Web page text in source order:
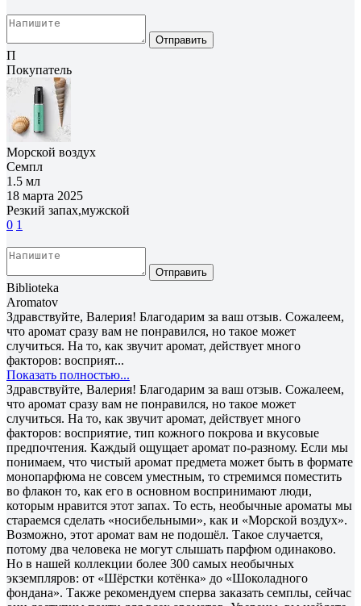
Отправить
П
Покупатель
Морской воздух
Семпл
1.5 мл
18 марта 2025
Резкий запах,мужской
0 1
Отправить
Biblioteka
Aromatov
Здравствуйте, Валерия! Благодарим за ваш отзыв. Сожалеем,
что аромат сразу вам не понравился, но такое может
случиться. На то, как звучит аромат, действует много
факторов: восприят...
Показать полностью...
Здравствуйте, Валерия! Благодарим за ваш отзыв. Сожалеем,
что аромат сразу вам не понравился, но такое может
случиться. На то, как звучит аромат, действует много
факторов: восприятие, тип кожного покрова и вкусовые
предпочтения. Каждый ощущает аромат по-разному. Если мы
понимаем, что чистый аромат предмета может быть в формате
монопарфюма не совсем уместным, то стремимся поместить
во флакон то, как его в основном воспринимают люди,
которым нравится этот запах. То есть, необычные ароматы мы
стараемся сделать «носибельными», как и «Морской воздух».
Возможно, этот аромат вам не подошёл. Такое случается,
потому два человека не могут слышать парфюм одинаково.
Но в нашей коллекции более 300 самых необычных
экземпляров: от «Шёрстки котёнка» до «Шоколадного
фондана». Также рекомендуем сперва заказать семплы, сейчас